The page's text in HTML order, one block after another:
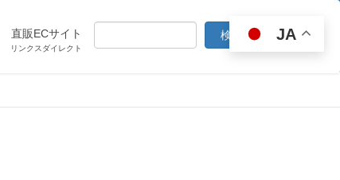
直販ECサイト
リンクスダイレクト
JA